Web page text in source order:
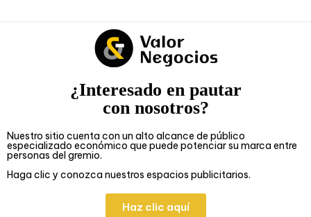
¿Interesado en pautar
con nosotros?
Nuestro sitio cuenta con un alto alcance de público
especializado económico que puede potenciar su marca entre
personas del gremio.
Haga clic y conozca nuestros espacios publicitarios.
Haz clic aquí